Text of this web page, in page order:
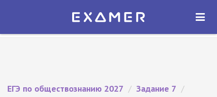
Экзамер — ЕГЭ 2027
ОТКРЫТЬ
ЕГЭ по обществознанию 2027 / Задание 7 /